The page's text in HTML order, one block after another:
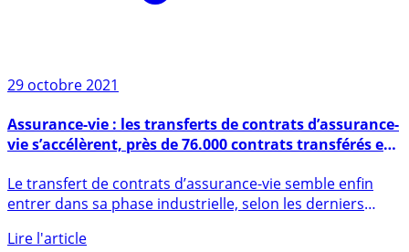
29 octobre 2021
vie s’accélèrent, près de 76.000 contrats transférés en
septembre
entrer dans sa phase industrielle, selon les derniers